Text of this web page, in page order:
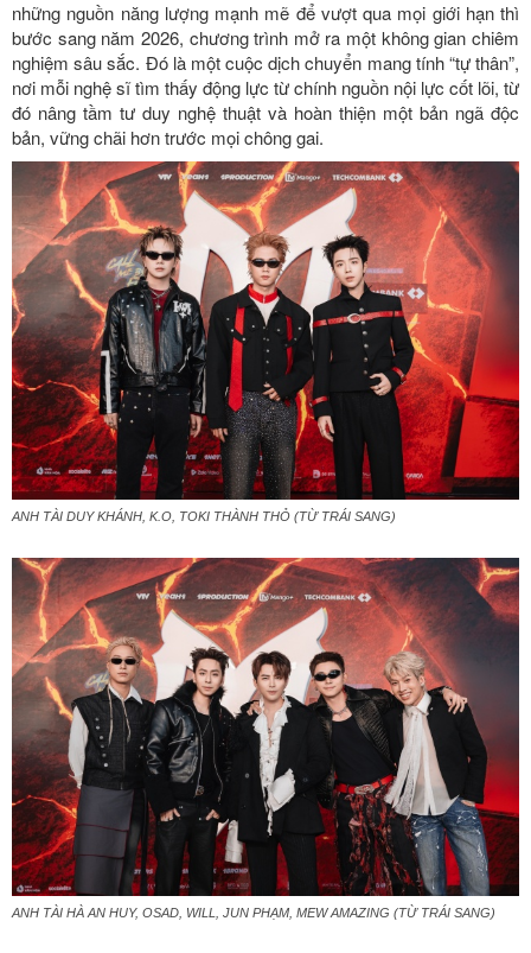
những nguồn năng lượng mạnh mẽ để vượt qua mọi giới hạn thì
bước sang năm 2026, chương trình mở ra một không gian chiêm
nghiệm sâu sắc. Đó là một cuộc dịch chuyển mang tính “tự thân”,
nơi mỗi nghệ sĩ tìm thấy động lực từ chính nguồn nội lực cốt lõi, từ
đó nâng tầm tư duy nghệ thuật và hoàn thiện một bản ngã độc
bản, vững chãi hơn trước mọi chông gai.
ANH TÀI DUY KHÁNH, K.O, TOKI THÀNH THỎ (TỪ TRÁI SANG)
ANH TÀI HÀ AN HUY, OSAD, WILL, JUN PHẠM, MEW AMAZING (TỪ TRÁI SANG)